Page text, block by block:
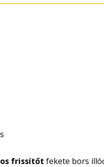
frissítőt fekete bors